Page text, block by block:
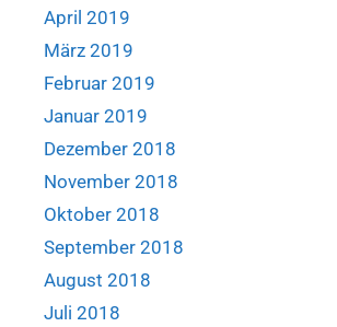
April 2019
März 2019
Februar 2019
Januar 2019
Dezember 2018
November 2018
Oktober 2018
September 2018
August 2018
Juli 2018